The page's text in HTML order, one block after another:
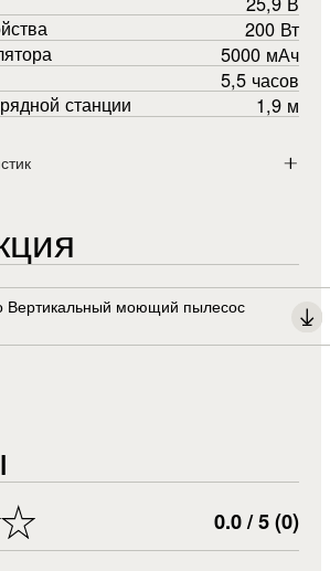
200 Вт
5000 мАч
5,5 часов
станции
1,9 м
Вертикальный моющий пылесос
0.0 / 5 (0)